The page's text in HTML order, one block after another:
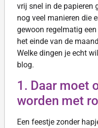
vrij snel in de papieren
nog veel manieren die
gewoon regelmatig
het einde van de
Welke dingen je echt
blog.
1. Daar moet
worden met
Een feestje zonder